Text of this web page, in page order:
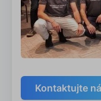
Kontaktujte